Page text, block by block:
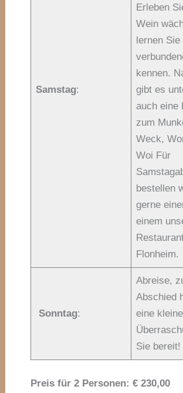
Samstag:
Erleben
Wein
lernen
kennen.
gibt es
auch eine
zum
Weck,
Woi Für
bestellen
gerne
einem
Flonheim.
Sonntag:
Abreise,
Abschied
eine kleine
Sie bereit!
Preis für 2 Personen: €